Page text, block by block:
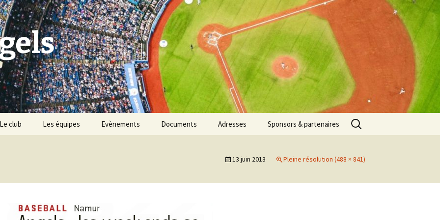
Le club
Les règles du baseball &
Les équipes Evènements Documents Adresses Sponsors & partenaires
Rechercher :
13 juin 2013 Pleine résolution (488 × 841)